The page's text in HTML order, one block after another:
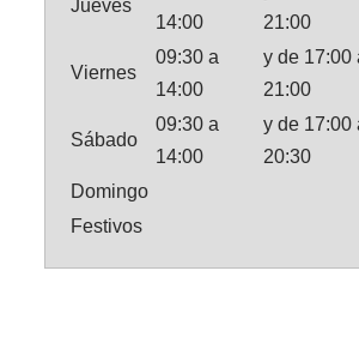
Jueves
14:00
21:00
Viernes
09:30 a
14:00
y de 17:00
21:00
Sábado
09:30 a
14:00
y de 17:00
20:30
Domingo
Festivos